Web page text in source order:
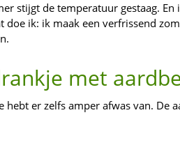
stijgt de temperatuur gestaag.
ik: ik maak een verfrissend
met
hebt er zelfs amper afwas van. De